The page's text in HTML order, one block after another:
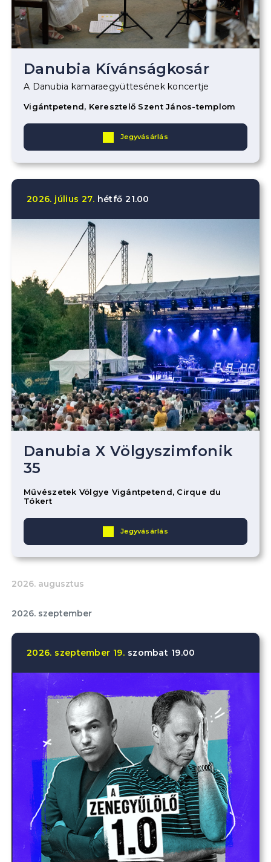
Danubia Kívánságkosár
A Danubia kamaraegyüttesének koncertje
Vigántpetend, Keresztelő Szent János-templom
Jegyvásárlás
2026. július 27. hétfő 21.00
Danubia X Völgyszimfonik
35
Művészetek Völgye Vigántpetend, Cirque du
Tókert
Jegyvásárlás
2026. augusztus
2026. szeptember
2026. szeptember 19. szombat 19.00